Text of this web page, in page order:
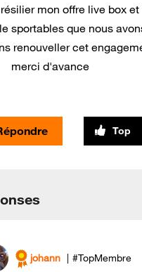
mon offre live box
sportables que nous
renouveller cet
d'avance
johann #TopMembre